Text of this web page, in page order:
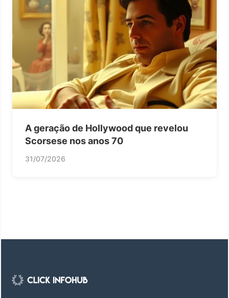
A geração de Hollywood que revelou
Scorsese nos anos 70
31/07/2026